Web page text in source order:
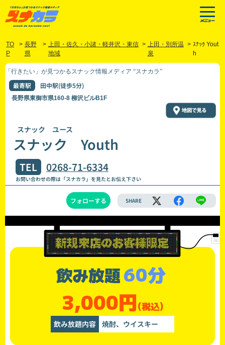
TO
P
> 長野
県
>
上田・佐久・小諸・軽井沢・東信
地域
>
上田・別所温
泉
> ｽﾅｯｸ Yout
h
「行きたい」が見つかるスナック情報メディア “スナカラ”
最寄駅 田中駅(徒歩5分)
長野県東御市県160-8 柳沢ビルB1F
スナック ユース
スナック Youth
TEL 0268-71-6334
お問い合わせの際は「スナカラ」を見たとお伝え下さい
フォローする SHARE
飲み放題60分
3,000円(税込)
飲み放題内容 焼酎、ウイスキー